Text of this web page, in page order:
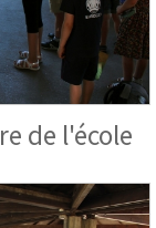
de l'école